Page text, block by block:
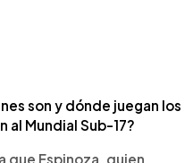
son y dónde juegan los
Mundial Sub-17?
que Espinoza, quien